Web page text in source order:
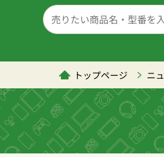
トップページ ニ